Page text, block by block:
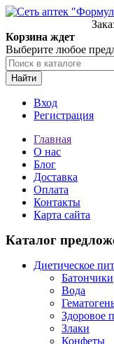
Корзина ждет
Выберите любое
Найти
Вход
Регистрация
Главная
О нас
Блог
Доставка
Оплата
Контакты
Карта сайта
Каталог
Диетическое
Батончики
Вода
Здоровое
Злаки
Конфеты